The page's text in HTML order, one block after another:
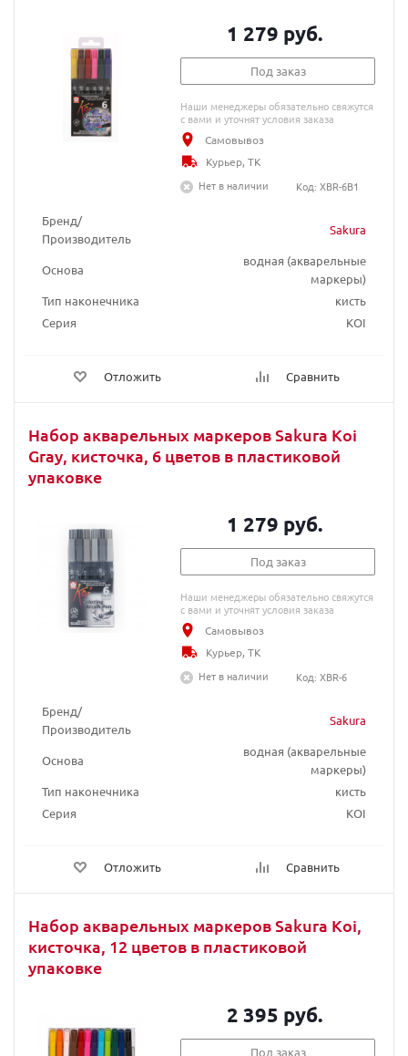
Бренд/
Производитель
Sakura
Основа
водная (акварельные
маркеры)
Тип наконечника
кисть
Серия
KOI
Отложить Сравнить
1 279 руб.
Под заказ
Наши менеджеры обязательно свяжутся
с вами и уточнят условия заказа
Самовывоз
Курьер, ТК
Нет в наличии
Код: XBR-6B1
Набор акварельных маркеров Sakura Koi
Gray, кисточка, 6 цветов в пластиковой
упаковке
Бренд/
Производитель
Sakura
Основа
водная (акварельные
маркеры)
Тип наконечника
кисть
Серия
KOI
Отложить Сравнить
1 279 руб.
Под заказ
Наши менеджеры обязательно свяжутся
с вами и уточнят условия заказа
Самовывоз
Курьер, ТК
Нет в наличии
Код: XBR-6
Набор акварельных маркеров Sakura Koi,
кисточка, 12 цветов в пластиковой
упаковке
2 395 руб.
Под заказ